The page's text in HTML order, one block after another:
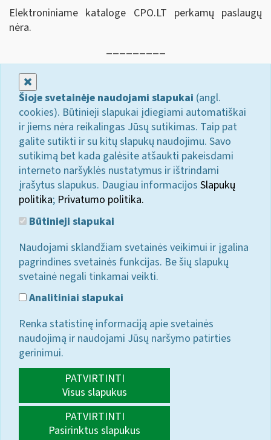
Elektroniniame kataloge CPO.LT perkamų paslaugų
nėra.
Šioje svetainėje naudojami slapukai (angl.
cookies). Būtinieji slapukai įdiegiami automatiškai
ir jiems nėra reikalingas Jūsų sutikimas. Taip pat
galite sutikti ir su kitų slapukų naudojimu. Savo
sutikimą bet kada galėsite atšaukti pakeisdami
interneto naršyklės nustatymus ir ištrindami
įrašytus slapukus. Daugiau informacijos Slapukų
politika; Privatumo politika.
Būtinieji slapukai
Naudojami sklandžiam svetainės veikimui ir įgalina
pagrindines svetainės funkcijas. Be šių slapukų
svetainė negali tinkamai veikti.
Analitiniai slapukai
Renka statistinę informaciją apie svetainės
naudojimą ir naudojami Jūsų naršymo patirties
gerinimui.
PATVIRTINTI
Visus slapukus
PATVIRTINTI
Pasirinktus slapukus